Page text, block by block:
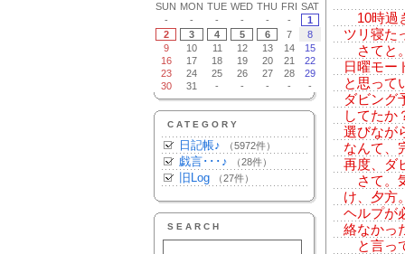
SUN MON TUE WED THU FRI SAT
-
- - - - -
1
2
3 4 5 6 7
8
9
10 11 12 13 14
15
16
17 18 19 20 21
22
23
24 25 26 27 28
29
30
31 - - - - -
CATEGORY
日記帳♪ （5972件）
戯言･･･♪ （28件）
旧Log （27件）
SEARCH
10時過
ツリ寝た
さてと
日曜モー
と思って
ダビング
してたか
選びなが
なんて、
再度、ダ
さて。
け、夕方
ヘルプが
絡なかっ
と言っ